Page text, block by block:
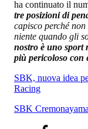
ha continuato il
tre posizioni di
capisco perché
niente quando gli
nostro è uno sport
più pericoloso con
SBK, nuova idea
Racing
SBK Cremona